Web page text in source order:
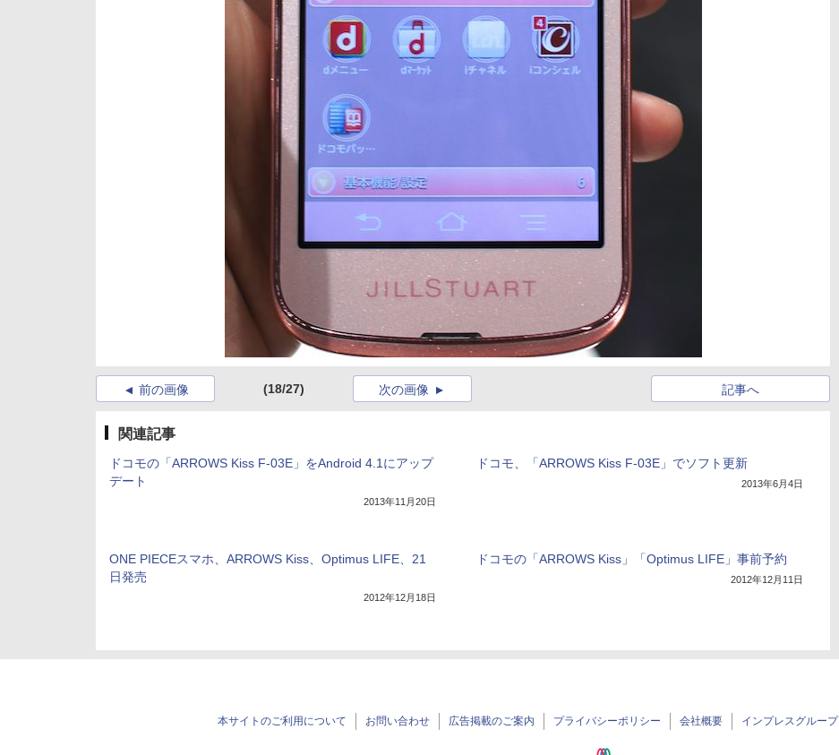
前の画像 (18/27) 記事へ
次の画像
関連記事
ドコモの「ARROWS Kiss F-03E」をAndroid 4.1にアップ
デート
2013年11月20日
ドコモ、「ARROWS Kiss F-03E」でソフト更新
2013年6月4日
ONE PIECEスマホ、ARROWS Kiss、Optimus LIFE、21
日発売
2012年12月18日
ドコモの「ARROWS Kiss」「Optimus LIFE」事前予約
2012年12月11日
本サイトのご利用について お問い合わせ 広告掲載のご案内 プライバシーポリシー 会社概要 インプレスグループ